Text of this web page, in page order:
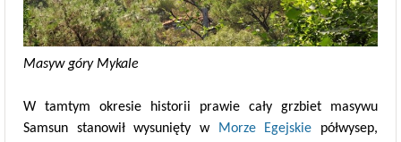
Masyw góry Mykale
W tamtym okresie historii prawie cały grzbiet masywu
Samsun stanowił wysunięty w
Morze Egejskie półwysep,